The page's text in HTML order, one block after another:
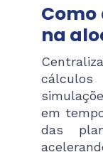
na
em
das